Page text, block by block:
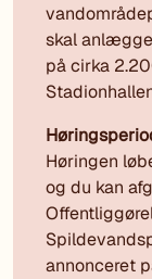
skal
på cirka
Høringen
og du kan
annonceret